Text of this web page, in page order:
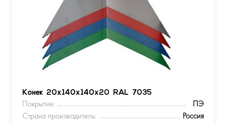
Конек 20х140х140х20 RAL 7035
Покрытие:
ПЭ
Страна производитель:
Россия